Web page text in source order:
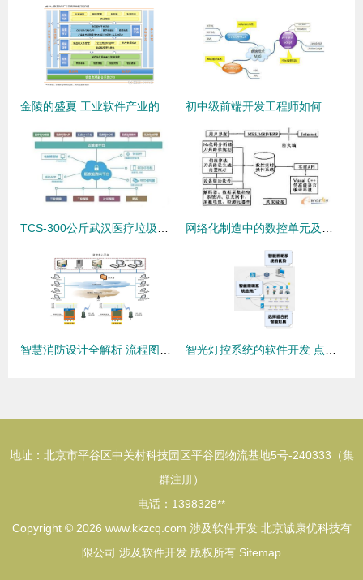
地址：北京市平谷区中关村科技园区平谷园物流基地5号-240333（集
群注册）
电话：1398328**
Copyright © 2026 www.kkzcq.com 涉及‌软件开发 北京诚康优科技有
限公司 涉及‌软件开发 版权所有 Sitemap